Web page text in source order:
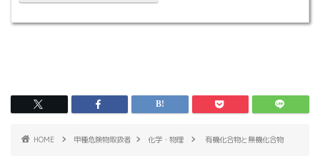
HOME 甲種危険物取扱者 化学・物理 有機化合物と無機化合物